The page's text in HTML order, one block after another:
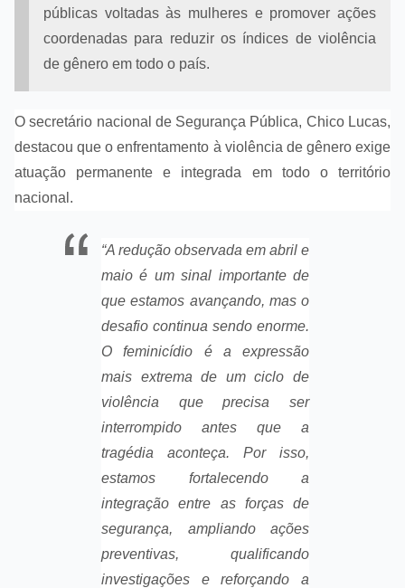
públicas voltadas às mulheres e promover ações
coordenadas para reduzir os índices de violência
de gênero em todo o país.
O secretário nacional de Segurança Pública, Chico Lucas,
destacou que o enfrentamento à violência de gênero exige
atuação permanente e integrada em todo o território
nacional.
“A redução observada em abril e
maio é um sinal importante de
que estamos avançando, mas o
desafio continua sendo enorme.
O feminicídio é a expressão
mais extrema de um ciclo de
violência que precisa ser
interrompido antes que a
tragédia aconteça. Por isso,
estamos fortalecendo a
integração entre as forças de
segurança, ampliando ações
preventivas, qualificando
investigações e reforçando a